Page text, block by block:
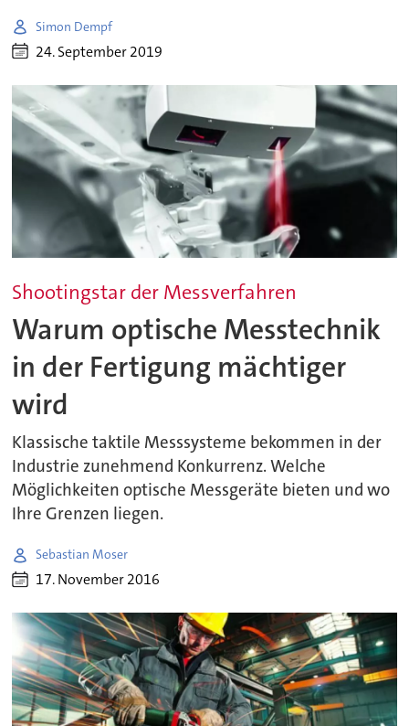
Simon Dempf
24. September 2019
Shootingstar der Messverfahren
Warum optische Messtechnik
in der Fertigung mächtiger
wird
Klassische taktile Messsysteme bekommen in der
Industrie zunehmend Konkurrenz. Welche
Möglichkeiten optische Messgeräte bieten und wo
Ihre Grenzen liegen.
Sebastian Moser
17. November 2016